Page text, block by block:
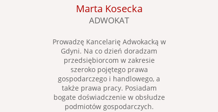
Marta Kosecka
ADWOKAT
Prowadzę Kancelarię Adwokacką w
Gdyni. Na co dzień doradzam
przedsiębiorcom w zakresie
szeroko pojętego prawa
gospodarczego i handlowego, a
także prawa pracy. Posiadam
bogate doświadczenie w obsłudze
podmiotów gospodarczych.